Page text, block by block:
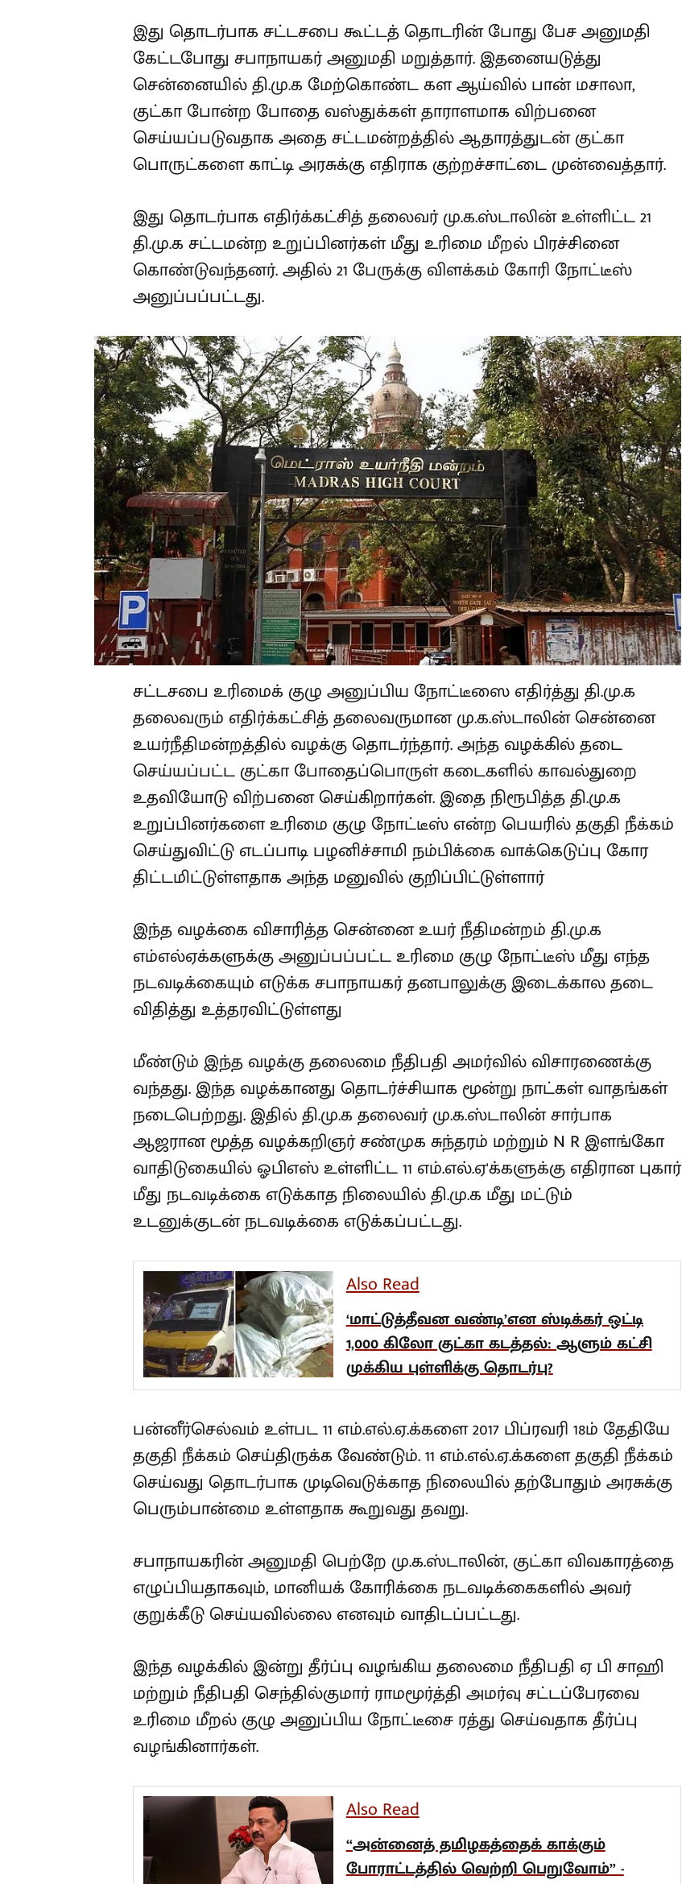
இது தொடர்பாக சட்டசபை கூட்டத் தொடரின் போது பேச அனுமதி
கேட்டபோது சபாநாயகர் அனுமதி மறுத்தார். இதனையடுத்து
சென்னையில் தி.மு.க மேற்கொண்ட கள ஆய்வில் பான் மசாலா,
குட்கா போன்ற போதை வஸ்துக்கள் தாராளமாக விற்பனை
செய்யப்படுவதாக அதை சட்டமன்றத்தில் ஆதாரத்துடன் குட்கா
பொருட்களை காட்டி அரசுக்கு எதிராக குற்றச்சாட்டை முன்வைத்தார்.
இது தொடர்பாக எதிர்க்கட்சித் தலைவர் மு.க.ஸ்டாலின் உள்ளிட்ட 21
தி.மு.க சட்டமன்ற உறுப்பினர்கள் மீது உரிமை மீறல் பிரச்சினை
கொண்டுவந்தனர். அதில் 21 பேருக்கு விளக்கம் கோரி நோட்டீஸ்
அனுப்பப்பட்டது.
சட்டசபை உரிமைக் குழு அனுப்பிய நோட்டீஸை எதிர்த்து தி.மு.க
தலைவரும் எதிர்க்கட்சித் தலைவருமான மு.க.ஸ்டாலின் சென்னை
உயர்நீதிமன்றத்தில் வழக்கு தொடர்ந்தார். அந்த வழக்கில் தடை
செய்யப்பட்ட குட்கா போதைப்பொருள் கடைகளில் காவல்துறை
உதவியோடு விற்பனை செய்கிறார்கள். இதை நிரூபித்த தி.மு.க
உறுப்பினர்களை உரிமை குழு நோட்டீஸ் என்ற பெயரில் தகுதி நீக்கம்
செய்துவிட்டு எடப்பாடி பழனிச்சாமி நம்பிக்கை வாக்கெடுப்பு கோர
திட்டமிட்டுள்ளதாக அந்த மனுவில் குறிப்பிட்டுள்ளார்
இந்த வழக்கை விசாரித்த சென்னை உயர் நீதிமன்றம் தி.மு.க
எம்எல்ஏக்களுக்கு அனுப்பப்பட்ட உரிமை குழு நோட்டீஸ் மீது எந்த
நடவடிக்கையும் எடுக்க சபாநாயகர் தனபாலுக்கு இடைக்கால தடை
விதித்து உத்தரவிட்டுள்ளது
மீண்டும் இந்த வழக்கு தலைமை நீதிபதி அமர்வில் விசாரணைக்கு
வந்தது. இந்த வழக்கானது தொடர்ச்சியாக மூன்று நாட்கள் வாதங்கள்
நடைபெற்றது. இதில் தி.மு.க தலைவர் மு.க.ஸ்டாலின் சார்பாக
ஆஜரான மூத்த வழக்கறிஞர் சண்முக சுந்தரம் மற்றும் N R இளங்கோ
வாதிடுகையில் ஓபிஎஸ் உள்ளிட்ட 11 எம்.எல்.ஏ'க்களுக்கு எதிரான புகார்
மீது நடவடிக்கை எடுக்காத நிலையில் தி.மு.க மீது மட்டும்
உடனுக்குடன் நடவடிக்கை எடுக்கப்பட்டது.
Also Read
‘மாட்டுத்தீவன வண்டி’என ஸ்டிக்கர் ஒட்டி
1,000 கிலோ குட்கா கடத்தல்: ஆளும் கட்சி
முக்கிய புள்ளிக்கு தொடர்பு?
பன்னீர்செல்வம் உள்பட 11 எம்.எல்.ஏ.க்களை 2017 பிப்ரவரி 18ம் தேதியே
தகுதி நீக்கம் செய்திருக்க வேண்டும். 11 எம்.எல்.ஏ.க்களை தகுதி நீக்கம்
செய்வது தொடர்பாக முடிவெடுக்காத நிலையில் தற்போதும் அரசுக்கு
பெரும்பான்மை உள்ளதாக கூறுவது தவறு.
சபாநாயகரின் அனுமதி பெற்றே மு.க.ஸ்டாலின், குட்கா விவகாரத்தை
எழுப்பியதாகவும், மானியக் கோரிக்கை நடவடிக்கைகளில் அவர்
குறுக்கீடு செய்யவில்லை எனவும் வாதிடப்பட்டது.
இந்த வழக்கில் இன்று தீர்ப்பு வழங்கிய தலைமை நீதிபதி ஏ பி சாஹி
மற்றும் நீதிபதி செந்தில்குமார் ராமமூர்த்தி அமர்வு சட்டப்பேரவை
உரிமை மீறல் குழு அனுப்பிய நோட்டீசை ரத்து செய்வதாக தீர்ப்பு
வழங்கினார்கள்.
Also Read
“அன்னைத் தமிழகத்தைக் காக்கும்
போராட்டத்தில் வெற்றி பெறுவோம்” -